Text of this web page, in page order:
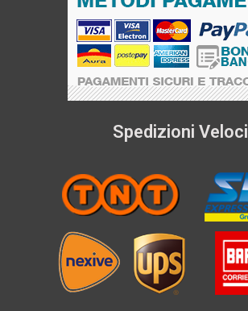
Spedizioni Veloci